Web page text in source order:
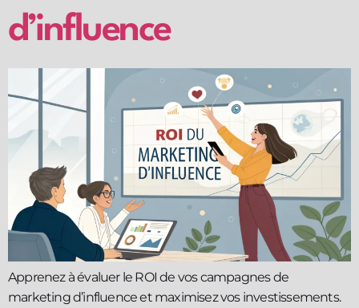
d’influence
Apprenez à évaluer le ROI de vos campagnes de
marketing d’influence et maximisez vos investissements.